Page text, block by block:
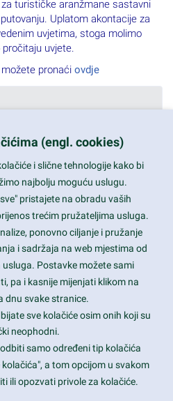
turističke aranžmane sastavni
Uplatom akontacije za
uvjetima, stoga molimo
uvjete.
pronaći ovdje
Pošalji
(engl. cookies)
i slične tehnologije kako bi
najbolju moguću uslugu.
pristajete na obradu vaših
trećim pružateljima usluga.
ponovno ciljanje i pružanje
i sadržaja na web mjestima od
Postavke možete sami
pa i kasnije mijenjati klikom na
dnu svake stranice.
sve kolačiće osim onih koji su
neophodni.
samo određeni tip kolačića
a tom opcijom u svakom
ili opozvati privole za kolačiće.